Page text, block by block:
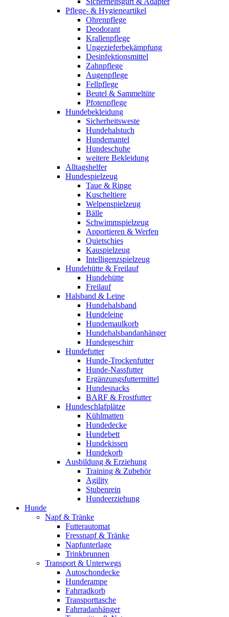
Pflege- & Hygieneartikel
Ohrenpflege
Deodorant
Krallenpflege
Ungezieferbekämpfung
Desinfektionsmittel
Zahnpflege
Augenpflege
Fellpflege
Beutel & Sammeltüte
Pfotenpflege
Hundebekleidung
Sicherheitsweste
Hundehalstuch
Hundemantel
Hundeschuhe
weitere Bekleidung
Alltagshelfer
Hundespielzeug
Taue & Ringe
Kuscheltiere
Welpenspielzeug
Bälle
Schwimmspielzeug
Apportieren & Werfen
Quietschies
Kauspielzeug
Intelligenzspielzeug
Hundehütte & Freilauf
Hundehütte
Freilauf
Halsband & Leine
Hundehalsband
Hundeleine
Hundemaulkorb
Hundehalsbandanhänger
Hundegeschirr
Hundefutter
Hunde-Trockenfutter
Hunde-Nassfutter
Ergänzungsfuttermittel
Hundesnacks
BARF & Frostfutter
Hundeschlafplätze
Kühlmatten
Hundedecke
Hundebett
Hundekissen
Hundekorb
Ausbildung & Erziehung
Training & Zubehör
Agility
Stubenrein
Hundeerziehung
Hunde
Napf & Tränke
Futterautomat
Fressnapf & Tränke
Napfunterlage
Trinkbrunnen
Transport & Unterwegs
Autoschondecke
Hunderampe
Fahrradkorb
Transporttasche
Fahrradanhänger